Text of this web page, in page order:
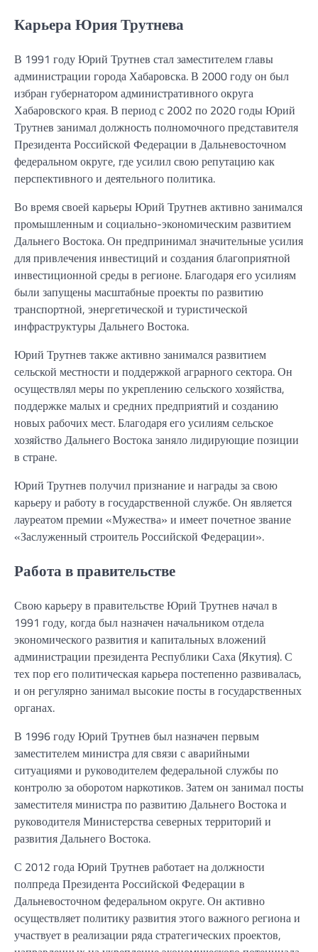
Карьера Юрия Трутнева
В 1991 году Юрий Трутнев стал заместителем главы
администрации города Хабаровска. В 2000 году он был
избран губернатором административного округа
Хабаровского края. В период с 2002 по 2020 годы Юрий
Трутнев занимал должность полномочного представителя
Президента Российской Федерации в Дальневосточном
федеральном округе, где усилил свою репутацию как
перспективного и деятельного политика.
Во время своей карьеры Юрий Трутнев активно занимался
промышленным и социально-экономическим развитием
Дальнего Востока. Он предпринимал значительные усилия
для привлечения инвестиций и создания благоприятной
инвестиционной среды в регионе. Благодаря его усилиям
были запущены масштабные проекты по развитию
транспортной, энергетической и туристической
инфраструктуры Дальнего Востока.
Юрий Трутнев также активно занимался развитием
сельской местности и поддержкой аграрного сектора. Он
осуществлял меры по укреплению сельского хозяйства,
поддержке малых и средних предприятий и созданию
новых рабочих мест. Благодаря его усилиям сельское
хозяйство Дальнего Востока заняло лидирующие позиции
в стране.
Юрий Трутнев получил признание и награды за свою
карьеру и работу в государственной службе. Он является
лауреатом премии «Мужества» и имеет почетное звание
«Заслуженный строитель Российской Федерации».
Работа в правительстве
Свою карьеру в правительстве Юрий Трутнев начал в
1991 году, когда был назначен начальником отдела
экономического развития и капитальных вложений
администрации президента Республики Саха (Якутия). С
тех пор его политическая карьера постепенно развивалась,
и он регулярно занимал высокие посты в государственных
органах.
В 1996 году Юрий Трутнев был назначен первым
заместителем министра для связи с аварийными
ситуациями и руководителем федеральной службы по
контролю за оборотом наркотиков. Затем он занимал посты
заместителя министра по развитию Дальнего Востока и
руководителя Министерства северных территорий и
развития Дальнего Востока.
С 2012 года Юрий Трутнев работает на должности
полпреда Президента Российской Федерации в
Дальневосточном федеральном округе. Он активно
осуществляет политику развития этого важного региона и
участвует в реализации ряда стратегических проектов,